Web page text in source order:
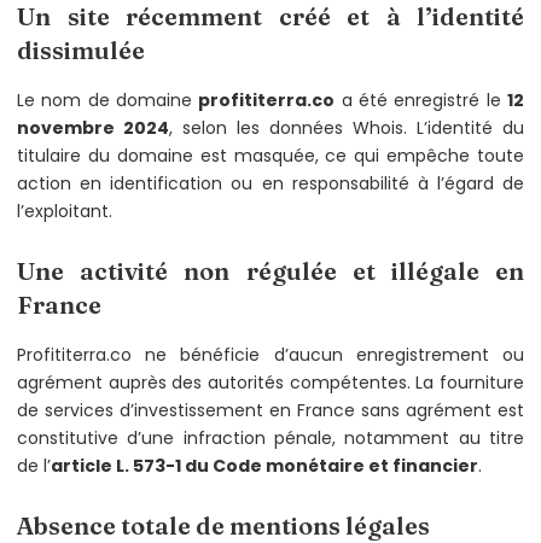
Un site récemment créé et à l’identité
dissimulée
Le nom de domaine profititerra.co a été enregistré le12
novembre 2024, selon les données Whois. L’identité du
titulaire du domaine est masquée, ce qui empêche toute
action en identification ou en responsabilité à l’égard de
l’exploitant.
Une activité non régulée et illégale en
France
Profititerra.co ne bénéficie d’aucun enregistrement ou
agrément auprès des autorités compétentes. La fourniture
de services d’investissement en France sans agrément est
constitutive d’une infraction pénale, notamment au titre
de l’article L. 573-1 du Code monétaire et financier.
Absence totale de mentions légales